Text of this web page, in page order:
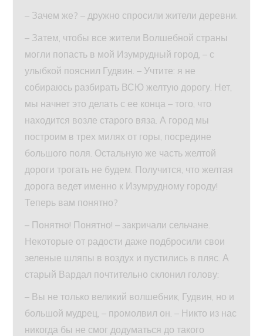
– Зачем же? – дружно спросили жители деревни.
– Затем, чтобы все жители Волшебной страны
могли попасть в мой Изумрудный город, – с
улыбкой пояснил Гудвин. – Учтите: я не
собираюсь разбирать ВСЮ желтую дорогу. Нет,
мы начнет это делать с ее конца – того, что
находится возле старого вяза. А город мы
построим в трех милях от горы, посредине
большого поля. Остальную же часть желтой
дороги трогать не будем. Получится, что желтая
дорога ведет именно к Изумрудному городу!
Теперь вам понятно?
– Понятно! Понятно! – закричали сельчане.
Некоторые от радости даже подбросили свои
зеленые шляпы в воздух и пустились в пляс. А
старый Вардал почтительно склонил голову:
– Вы не только великий волшебник, Гудвин, но и
большой мудрец, – промолвил он. – Никто из нас
никогда бы не смог додуматься до такого